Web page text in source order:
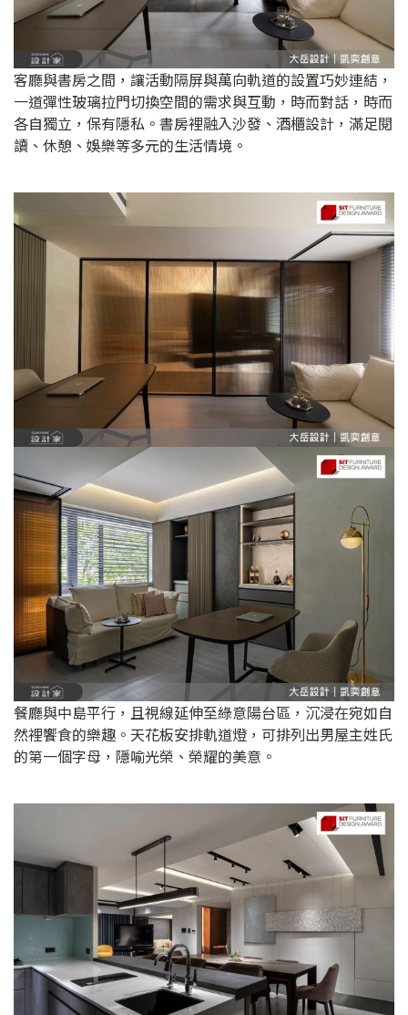
客廳與書房之間，讓活動隔屏與萬向軌道的設置巧妙連結，
一道彈性玻璃拉門切換空間的需求與互動，時而對話，時而
各自獨立，保有隱私。書房裡融入沙發、酒櫃設計，滿足閱
讀、休憩、娛樂等多元的生活情境。
餐廳與中島平行，且視線延伸至綠意陽台區，沉浸在宛如自
然裡饗食的樂趣。天花板安排軌道燈，可排列出男屋主姓氏
的第一個字母，隱喻光榮、榮耀的美意。